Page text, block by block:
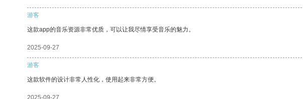
游客
这款app的音乐资源非常优质，可以让我尽情享受音乐的魅力。
2025-09-27
游客
这款软件的设计非常人性化，使用起来非常方便。
2025-09-27